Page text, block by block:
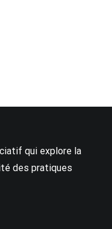
qui explore la
des pratiques